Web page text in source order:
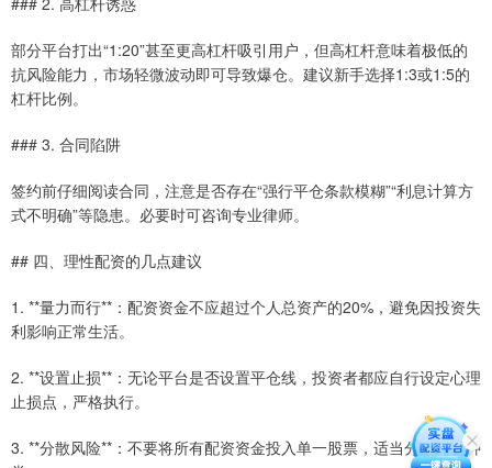
部分平台打出“1:20”甚至更高杠杆吸引用户，但高杠杆意味着极低的
抗风险能力，市场轻微波动即可导致爆仓。建议新手选择1:3或1:5的
杠杆比例。
### 3. 合同陷阱
签约前仔细阅读合同，注意是否存在“强行平仓条款模糊”“利息计算方
式不明确”等隐患。必要时可咨询专业律师。
## 四、理性配资的几点建议
1. **量力而行**：配资资金不应超过个人总资产的20%，避免因投资失
利影响正常生活。
2. **设置止损**：无论平台是否设置平仓线，投资者都应自行设定心理
止损点，严格执行。
3. **分散风险**：不要将所有配资资金投入单一股票，适当分散标的种